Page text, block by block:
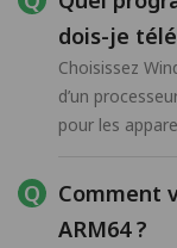
dois-je
Choisissez
d’un
pour les
Comment
ARM64 ?